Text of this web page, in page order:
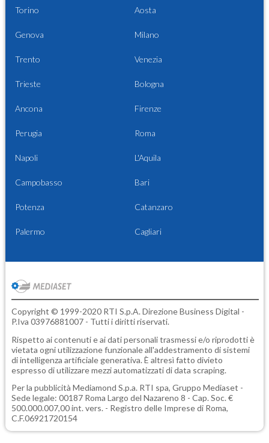
Torino Aosta
Genova Milano
Trento Venezia
Trieste Bologna
Ancona Firenze
Perugia Roma
Napoli L'Aquila
Campobasso Bari
Potenza Catanzaro
Palermo Cagliari
Copyright © 1999-2020 RTI S.p.A. Direzione Business Digital -
P.Iva 03976881007 - Tutti i diritti riservati.
Rispetto ai contenuti e ai dati personali trasmessi e/o riprodotti è
vietata ogni utilizzazione funzionale all'addestramento di sistemi
di intelligenza artificiale generativa. È altresì fatto divieto
espresso di utilizzare mezzi automatizzati di data scraping.
Per la pubblicità Mediamond S.p.a. RTI spa, Gruppo Mediaset -
Sede legale: 00187 Roma Largo del Nazareno 8 - Cap. Soc. €
500.000.007,00 int. vers. - Registro delle Imprese di Roma,
C.F.06921720154